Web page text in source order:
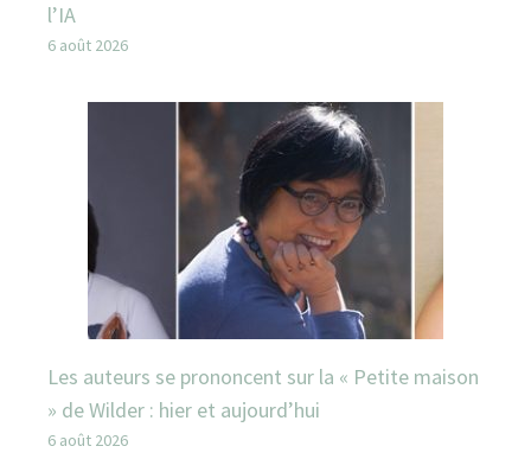
l’IA
6 août 2026
Les auteurs se prononcent sur la « Petite maison
» de Wilder : hier et aujourd’hui
6 août 2026